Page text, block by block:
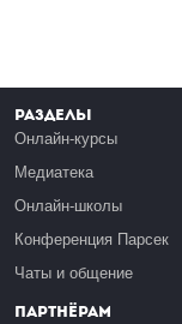
Разделы
Онлайн-курсы
Медиатека
Онлайн-школы
Конференция Парсек
Чаты и общение
Партнёрам